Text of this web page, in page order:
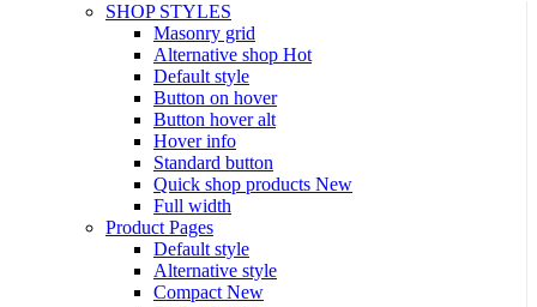
SHOP STYLES
Masonry grid
Alternative shop Hot
Default style
Button on hover
Button hover alt
Hover info
Standard button
Quick shop products New
Full width
Product Pages
Default style
Alternative style
Compact New